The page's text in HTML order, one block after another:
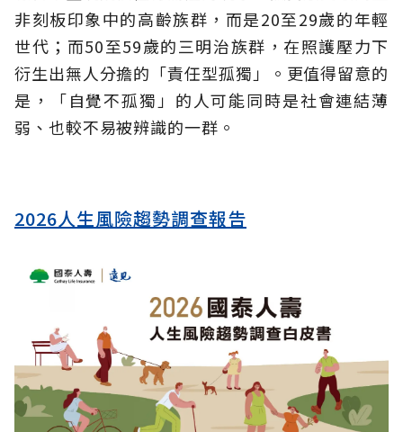
非刻板印象中的高齡族群，而是20至29歲的年輕
世代；而50至59歲的三明治族群，在照護壓力下
衍生出無人分擔的「責任型孤獨」。更值得留意的
是，「自覺不孤獨」的人可能同時是社會連結薄
弱、也較不易被辨識的一群。
2026人生風險趨勢調查報告